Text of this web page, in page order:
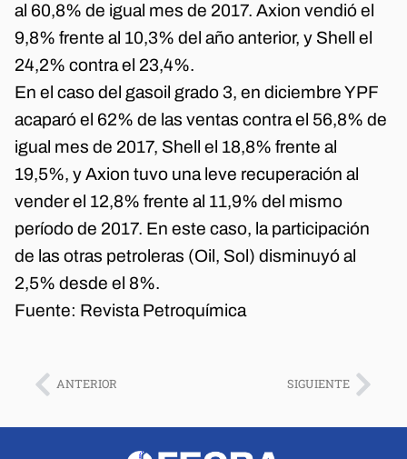
al 60,8% de igual mes de 2017. Axion vendió el
9,8% frente al 10,3% del año anterior, y Shell el
24,2% contra el 23,4%.
En el caso del gasoil grado 3, en diciembre YPF
acaparó el 62% de las ventas contra el 56,8% de
igual mes de 2017, Shell el 18,8% frente al
19,5%, y Axion tuvo una leve recuperación al
vender el 12,8% frente al 11,9% del mismo
período de 2017. En este caso, la participación
de las otras petroleras (Oil, Sol) disminuyó al
2,5% desde el 8%.
Fuente: Revista Petroquímica
ANTERIOR SIGUIENTE